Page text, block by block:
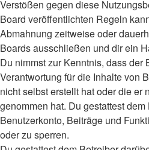
Verstößen gegen diese
Board veröffentlichten Regeln
Abmahnung zeitweise oder
Boards ausschließen und dir ein
Du nimmst zur Kenntnis, dass der
Verantwortung für die Inhalte von
nicht selbst erstellt hat oder die er
genommen hat. Du gestattest dem
Benutzerkonto, Beiträge und
oder zu sperren.